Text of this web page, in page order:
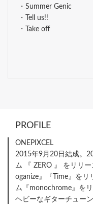
・Summer Genic
・Tell us!!
・Take off
PROFILE
ONEPIXCEL
2015年9月20日結成。
ム 『 ZERO 』 をリリ
oganize』『Time』を
ム『monochrome』を
ヘビーなギターチュー